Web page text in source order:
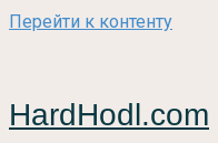
Перейти к контенту
HardHodl.com